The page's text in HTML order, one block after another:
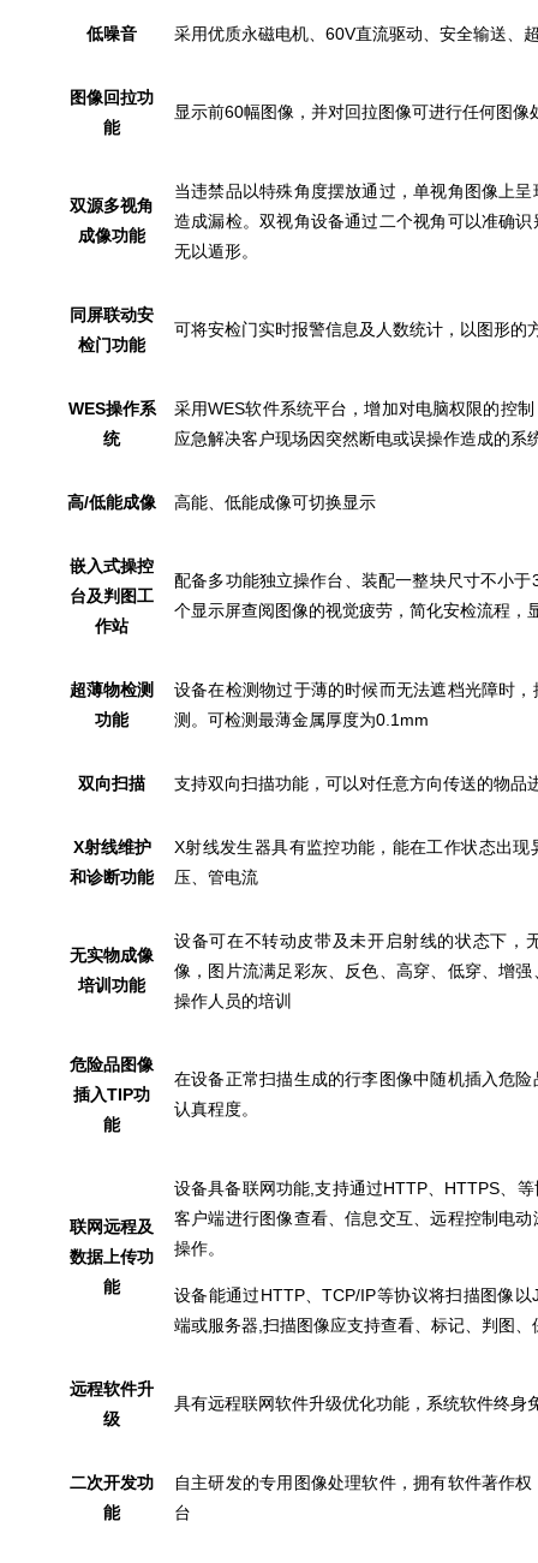
低噪音 采用优质永磁电机、60V直流驱动、安全输送、
图像回拉功
能
显示前60幅图像，并对回拉图像可进行任何图像
双源多视角
成像功能
当违禁品以特殊角度摆放通过，单视角图像上
造成漏检。双视角设备通过二个视角可以准确
无以遁形。
同屏联动安
检门功能
可将安检门实时报警信息及人数统计，以图形的
WES操作系
统
采用WES软件系统平台，增加对电脑权限的控
应急解决客户现场因突然断电或误操作造成的系
高/低能成像 高能、低能成像可切换显示
嵌入式操控
台及判图工
作站
配备多功能独立操作台、 装配一整块尺寸不小
个显示屏查阅图像的视觉疲劳，简化安检流程，
超薄物检测
功能
设备在检测物过于薄的时候而无法遮档光障时
测。可检测最薄金属厚度为0.1mm
双向扫描 支持双向扫描功能，可以对任意方向传送的物品
X射线维护
和诊断功能
X射线发生器具有监控功能，能在工作状态出
压、管电流
无实物成像
培训功能
设备可在不转动皮带及未开启射线的状态下，
像，图片流满足彩灰、反色、高穿、低穿、增
操作人员的培训
危险品图像
插入TIP功
能
在设备正常扫描生成的行李图像中随机插入危
认真程度。
联网远程及
数据上传功
能
设备具备联网功能,支持通过HTTP、HTTPS、
客户端进行图像查看、信息交互、远程控制电
操作。
设备能通过HTTP、TCP/IP等协议将扫描图像
端或服务器,扫描图像应支持查看、标记、判图
远程软件升
级
具有远程联网软件升级优化功能，系统软件终身
二次开发功
能
自主研发的专用图像处理软件，拥有软件著作
台